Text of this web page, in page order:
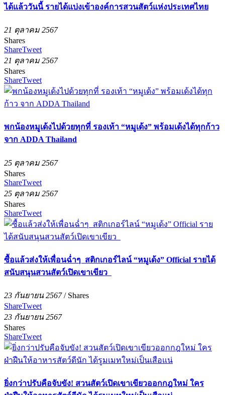
ได้แล้ววันนี้ รายได้แบ่งเข้าองค์การสวนสัตว์แห่งประเทศไทย
21 ตุลาคม 2567
Shares
ShareTweet
21 ตุลาคม 2567
Shares
ShareTweet
พกน้องหมูเด้งไปด้วยทุกที่ รองเท้า “หมูเด้ง” พร้อมเด้งได้ทุกก้าว
จาก ADDA Thailand
25 ตุลาคม 2567
Shares
ShareTweet
25 ตุลาคม 2567
Shares
ShareTweet
ซื้อแล้วส่งให้เพื่อนฉ่ำๆ สติกเกอร์ไลน์ “หมูเด้ง” Official รายได้
สนับสนุนสวนสัตว์เปิดเขาเขียว
23 กันยายน 2567/ Shares
ShareTweet
23 กันยายน 2567
Shares
ShareTweet
ยิ่งกว่าปรับคือจับขัง! สวนสัตว์เปิดเขาเขียวออกกฎใหม่ ใคร